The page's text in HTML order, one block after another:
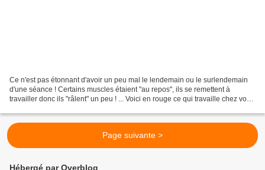
Ce n'est pas étonnant d'avoir un peu mal le lendemain ou le surlendemain
d'une séance ! Certains muscles étaient "au repos", ils se remettent à
travailler donc ils "râlent" un peu ! ... Voici en rouge ce qui travaille chez vous
Page suivante >
Hébergé par Overblog